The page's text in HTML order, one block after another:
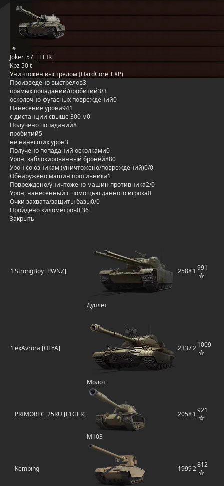
Joker_57_ [TEIK]
Kpz 50 t
Уничтожен выстрелом (HardCore_EXP)
Произведено выстрелов3
прямых попаданий/пробитий3/3
осколочно-фугасных повреждений0
Нанесение урона941
с дистанции свыше 300 м0
Получено попаданий8
пробитий5
не нанёсших урон3
Получено попаданий осколками0
Урон, заблокированный бронёй880
Урон союзникам (уничтожено/повреждений)0/0
Обнаружено машин противника1
Повреждено/уничтожено машин противника2/0
Урон, нанесённый с помощью данного игрока0
Очки захвата/защиты базы0/0
Пройдено километров0,36
Закрыть
1 StrongBoy [PWNZ]
Дуплет
25881 991
1 exAvrora [OLYA]
Молот
233721009
PRIMOREC_25RU [L1GER]
M103
20581 921
Kemping 19992812